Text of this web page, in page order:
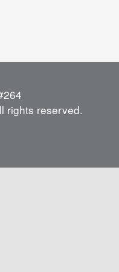
rights reserved.